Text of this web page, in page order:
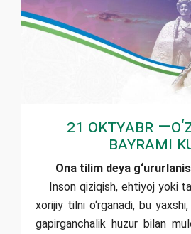
21 oktyabr
bayrami
Ona tilim deya
Inson qiziqish, ehtiyoj yoki
xorijiy tilni o‘rganadi, bu
gapirganchalik huzur bilan